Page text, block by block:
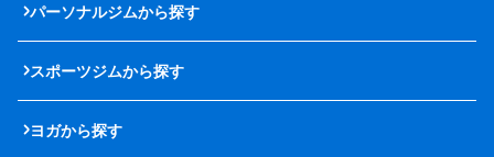
パーソナルジムから探す
スポーツジムから探す
ヨガから探す